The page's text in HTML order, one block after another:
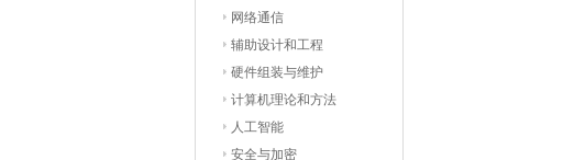
网络通信
辅助设计和工程
硬件组装与维护
计算机理论和方法
人工智能
安全与加密